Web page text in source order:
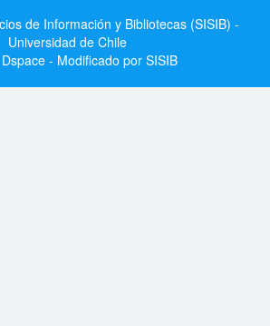
de Información y Bibliotecas (SISIB) -
Universidad de Chile
- Modificado por SISIB